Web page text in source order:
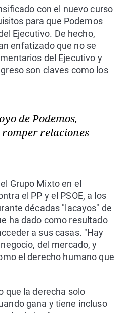
con el nuevo curso
para que Podemos
Ejecutivo. De hecho,
enfatizado que no se
del Ejecutivo y
son claves como los
de Podemos,
relaciones
Grupo Mixto en el
el PP y el PSOE, a los
décadas "lacayos" de
ha dado como resultado
a sus casas. "Hay
del mercado, y
el derecho humano que
que la derecha solo
gana y tiene incluso